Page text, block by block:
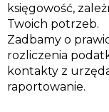
księgowość,
Twoich potrzeb.
Zadbamy o
rozliczenia
kontakty z
raportowanie.